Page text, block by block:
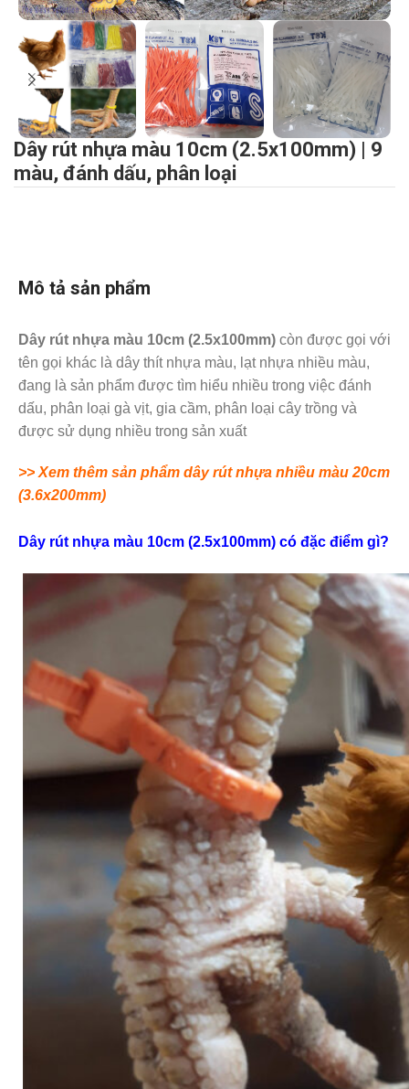
Dây rút nhựa màu 10cm (2.5x100mm) | 9
màu, đánh dấu, phân loại
Mô tả sản phẩm
Dây rút nhựa màu 10cm (2.5x100mm) còn được gọi với
tên gọi khác là dây thít nhựa màu, lạt nhựa nhiều màu,
đang là sản phẩm được tìm hiểu nhiều trong việc đánh
dấu, phân loại gà vịt, gia cầm, phân loại cây trồng và
được sử dụng nhiều trong sản xuất
>> Xem thêm sản phẩm dây rút nhựa nhiều màu 20cm
(3.6x200mm)
Dây rút nhựa màu 10cm (2.5x100mm) có đặc điểm gì?